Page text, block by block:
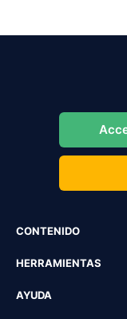
CONTENIDO
HERRAMIENTAS
AYUDA